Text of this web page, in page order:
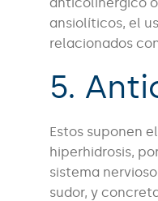
ansiolíticos, el
relacionados
5.
Estos suponen
hiperhidrosis,
sistema
sudor, y